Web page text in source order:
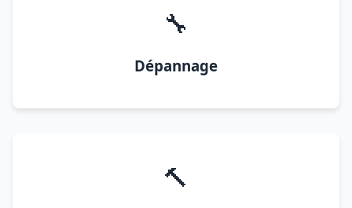
🔧
Dépannage
🔨